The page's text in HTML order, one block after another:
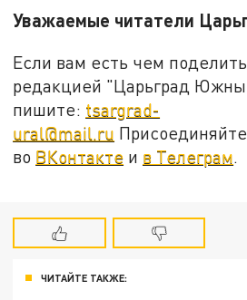
Уважаемые читатели
Если вам есть чем
редакцией "Царьград
пишите: tsargrad-
ural@mail.ru
во ВКонтакте и в Телеграм.
ЧИТАЙТЕ ТАКЖЕ: